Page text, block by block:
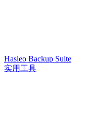
Hasleo Backup Suite
实用工具